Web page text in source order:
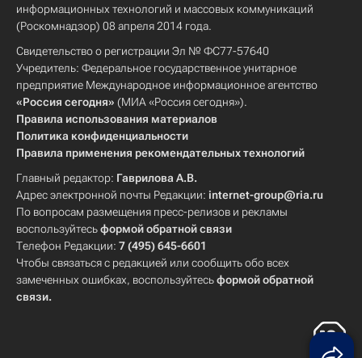
информационных технологий и массовых коммуникаций
(Роскомнадзор) 08 апреля 2014 года.
Свидетельство о регистрации Эл № ФС77-57640
Учредитель: Федеральное государственное унитарное
предприятие Международное информационное агентство
«Россия сегодня» (МИА «Россия сегодня»).
Правила использования материалов
Политика конфиденциальности
Правила применения рекомендательных технологий
Главный редактор: Гаврилова А.В.
Адрес электронной почты Редакции: internet-group@ria.ru
По вопросам размещения пресс-релизов и рекламы
воспользуйтесьформой обратной связи
Телефон Редакции: 7 (495) 645-6601
Чтобы связаться с редакцией или сообщить обо всех
замеченных ошибках, воспользуйтесьформой обратной
связи.